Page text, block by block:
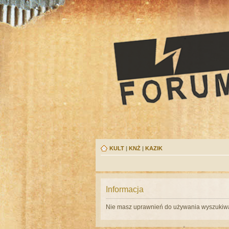
KULT | KNŻ | KAZIK
Informacja
Nie masz uprawnień do używania